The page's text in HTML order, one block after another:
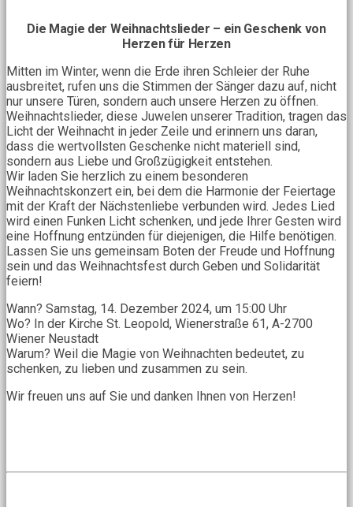
Die Magie der Weihnachtslieder – ein Geschenk von
Herzen für Herzen
Mitten im Winter, wenn die Erde ihren Schleier der Ruhe
ausbreitet, rufen uns die Stimmen der Sänger dazu auf, nicht
nur unsere Türen, sondern auch unsere Herzen zu öffnen.
Weihnachtslieder, diese Juwelen unserer Tradition, tragen das
Licht der Weihnacht in jeder Zeile und erinnern uns daran,
dass die wertvollsten Geschenke nicht materiell sind,
sondern aus Liebe und Großzügigkeit entstehen.
Wir laden Sie herzlich zu einem besonderen
Weihnachtskonzert ein, bei dem die Harmonie der Feiertage
mit der Kraft der Nächstenliebe verbunden wird. Jedes Lied
wird einen Funken Licht schenken, und jede Ihrer Gesten wird
eine Hoffnung entzünden für diejenigen, die Hilfe benötigen.
Lassen Sie uns gemeinsam Boten der Freude und Hoffnung
sein und das Weihnachtsfest durch Geben und Solidarität
feiern!
Wann? Samstag, 14. Dezember 2024, um 15:00 Uhr
Wo? In der Kirche St. Leopold, Wienerstraße 61, A-2700
Wiener Neustadt
Warum? Weil die Magie von Weihnachten bedeutet, zu
schenken, zu lieben und zusammen zu sein.
Wir freuen uns auf Sie und danken Ihnen von Herzen!